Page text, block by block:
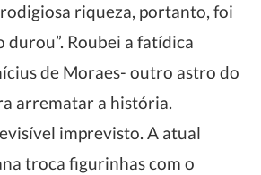
riqueza, portanto, foi
durou”. Roubei a fatídica
de Moraes- outro astro do
arrematar a história.
imprevisto. A atual
troca figurinhas com o